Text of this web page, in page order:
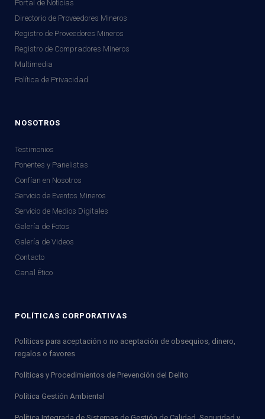
Portal de Noticias
Directorio de Proveedores Mineros
Registro de Proveedores Mineros
Registro de Compradores Mineros
Multimedia
Política de Privacidad
NOSOTROS
Testimonios
Ponentes y Panelistas
Confían en Nosotros
Servicio de Eventos Mineros
Servicio de Medios Digitales
Galería de Fotos
Galería de Videos
Contacto
Canal Ético
POLÍTICAS CORPORATIVAS
Políticas para aceptación o no aceptación de obsequios, dinero,
regalos o favores
Políticas y Procedimientos de Prevención del Delito
Política Gestión Ambiental